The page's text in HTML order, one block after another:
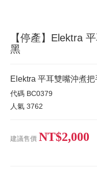
【停產】Elektra
黑
Elektra 平耳雙嘴沖煮把
代碼 BC0379
人氣 3762
建議售價 NT$2,000